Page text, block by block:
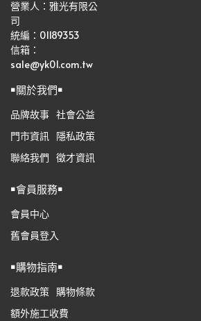
營業人：雅光有限公
司
統編：01189353
信箱：
sale@yk01.com.tw
￭關於我們￭
品牌故事 社會公益
門市資訊 隱私政策
聯絡我們 徵才資訊
￭會員服務￭
會員中心
舊會員登入
￭購物指南￭
退款政策 購物條款
額外施工收費